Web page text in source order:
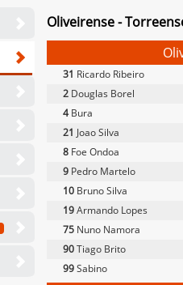
Oliveirense -
31 Ricardo Ribeiro
2 Douglas Borel
4 Bura
21 Joao Silva
8 Foe Ondoa
9 Pedro Martelo
10 Bruno Silva
19Armando Lopes
75 Nuno Namora
90Tiago Brito
99Sabino